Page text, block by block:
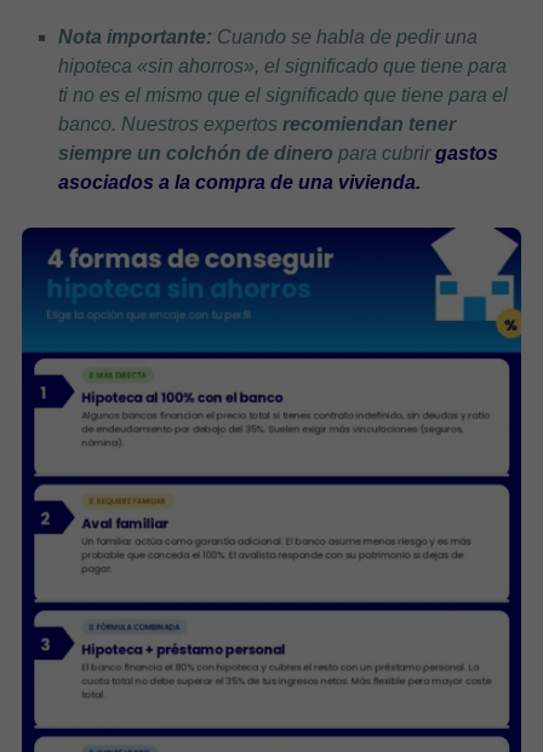
Nota importante: Cuando se habla de pedir una
hipoteca «sin ahorros», el significado que tiene para
ti no es el mismo que el significado que tiene para el
banco. Nuestros expertosrecomiendan tener
siempre un colchón de dinero para cubrirgastos
asociados a la compra de una vivienda.